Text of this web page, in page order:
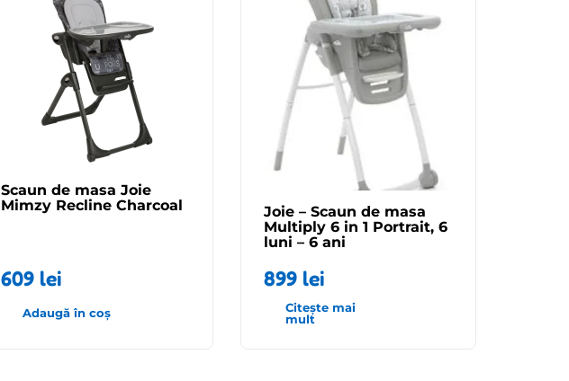
Scaun de masa Joie
Mimzy Recline Charcoal
609 lei
Adaugă în coș
Joie – Scaun de masa
Multiply 6 in 1 Portrait, 6
luni – 6 ani
899 lei
Citește mai
mult